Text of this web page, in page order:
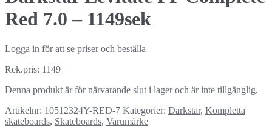
Red 7.0 – 1149sek
Logga in för att se priser och beställa
Rek.pris: 1149
Denna produkt är för närvarande slut i lager och är inte tillgänglig.
Artikelnr: 10512324Y-RED-7 Kategorier: Darkstar, Kompletta
skateboards, Skateboards, Varumärke